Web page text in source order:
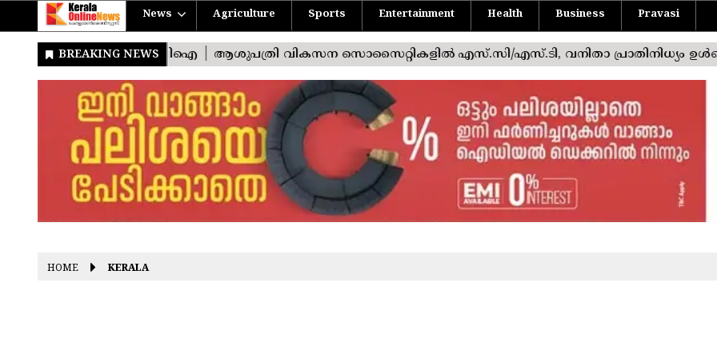
News Agriculture Sports Entertainment Health Business Pravasi
HOME KERALA